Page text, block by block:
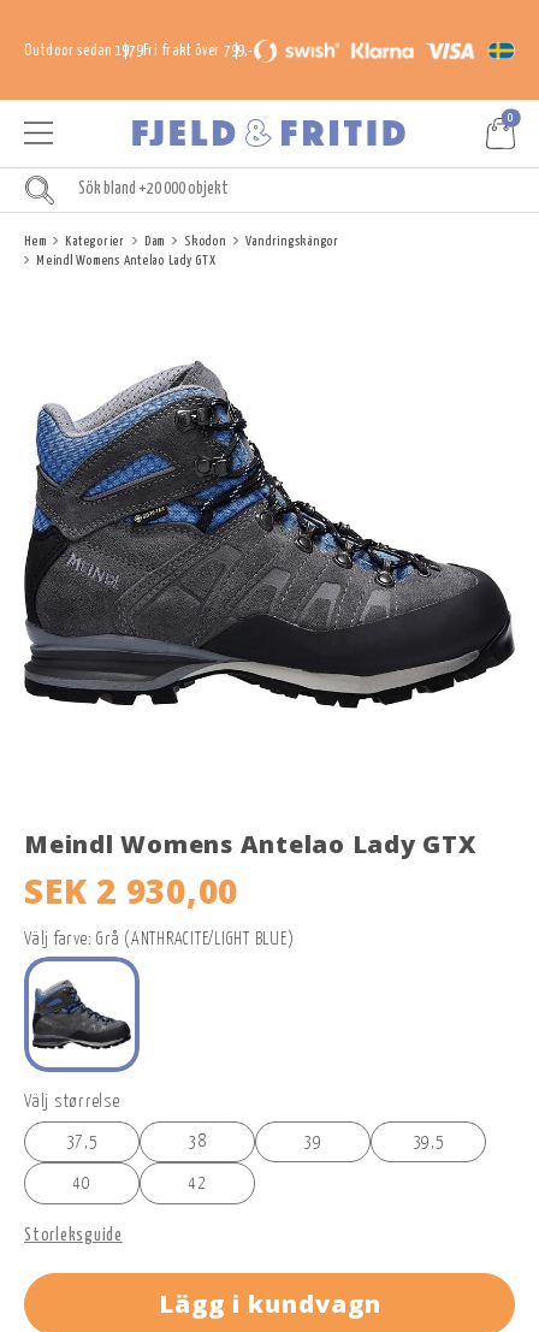
Outdoor sedan 1979Fri frakt över 799,-
0
Hem Kategorier Dam Skodon
Vandringskängor
Meindl Womens Antelao Lady GTX
Meindl Womens Antelao Lady GTX
SEK 2 930,00
Välj farve: Grå (ANTHRACITE/LIGHT BLUE)
Välj størrelse
37,5 38 39 39,5
40 42
Storleksguide
Lägg i kundvagn